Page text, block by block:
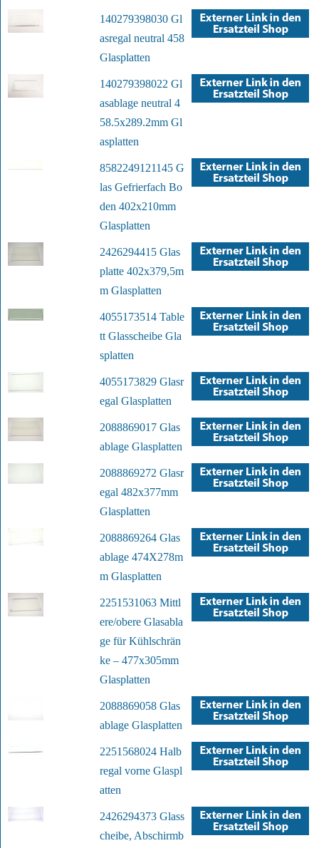
140279398030 Gl
asregal neutral 458
Glasplatten
140279398022 Gl
asablage neutral 4
58.5x289.2mm Gl
asplatten
8582249121145 G
las Gefrierfach Bo
den 402x210mm
Glasplatten
2426294415 Glas
platte 402x379,5m
m Glasplatten
4055173514 Table
tt Glasscheibe Gla
splatten
4055173829 Glasr
egal Glasplatten
2088869017 Glas
ablage Glasplatten
2088869272 Glasr
egal 482x377mm
Glasplatten
2088869264 Glas
ablage 474X278m
m Glasplatten
2251531063 Mittl
ere/obere Glasabla
ge für Kühlschrän
ke – 477x305mm
Glasplatten
2088869058 Glas
ablage Glasplatten
2251568024 Halb
regal vorne Glaspl
atten
2426294373 Glass
cheibe, Abschirmb